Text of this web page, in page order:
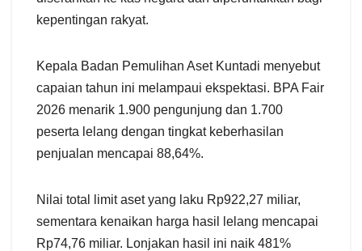
kepentingan rakyat.
Kepala Badan Pemulihan Aset Kuntadi menyebut
capaian tahun ini melampaui ekspektasi. BPA Fair
2026 menarik 1.900 pengunjung dan 1.700
peserta lelang dengan tingkat keberhasilan
penjualan mencapai 88,64%.
Nilai total limit aset yang laku Rp922,27 miliar,
sementara kenaikan harga hasil lelang mencapai
Rp74,76 miliar. Lonjakan hasil ini naik 481%